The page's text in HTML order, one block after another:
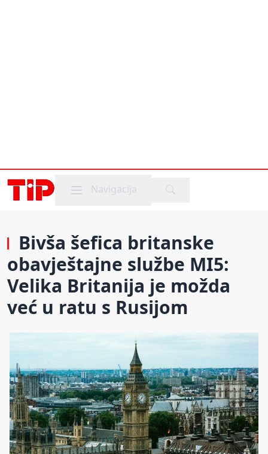
Mobile menu
Navigacija
Bivša šefica britanske
obavještajne službe MI5:
Velika Britanija je možda
već u ratu s Rusijom